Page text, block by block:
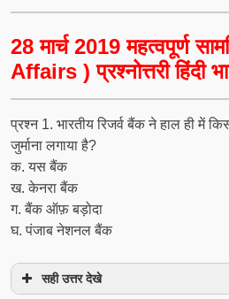
28 मार्च 2019 महत्वपूर्ण
Affairs ) प्रश्नोत्तरी हिंदी
प्रश्‍न 1. भारतीय रिजर्व बैंक ने हाल ही में
जुर्माना लगाया है?
क. यस बैंक
ख. केनरा बैंक
ग. बैंक ऑफ़ बड़ोदा
घ. पंजाब नेशनल बैंक
सही उत्तर देखे